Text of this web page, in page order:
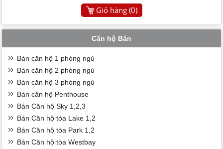
Giỏ hàng (0)
Căn hộ Bán
Bán căn hộ 1 phòng ngủ
Bán căn hộ 2 phòng ngủ
Bán căn hộ 3 phòng ngủ
Bán căn hộ Penthouse
Bán Căn hộ Sky 1,2,3
Bán Căn hộ tòa Lake 1,2
Bán Căn hộ tòa Park 1,2
Bán Căn hộ tòa Westbay